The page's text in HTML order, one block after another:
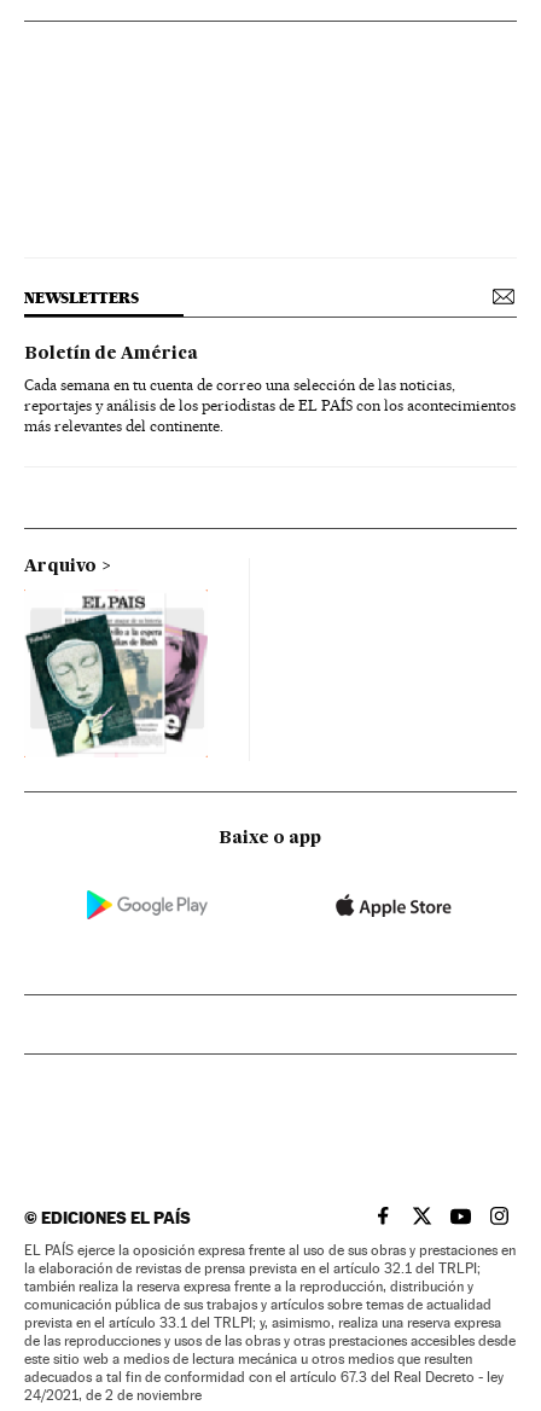
NEWSLETTERS
Boletín de América
Cada semana en tu cuenta de correo una selección de las noticias,
reportajes y análisis de los periodistas de EL PAÍS con los acontecimientos
más relevantes del continente.
Arquivo
Baixe o app
©EDICIONES EL PAÍS EL PAÍS BRASIL EN
EL PAÍSEL PAÍS
EL
EL PAÍS ejerce la oposición expresa frente al uso de sus obras y prestaciones en
la elaboración de revistas de prensa prevista en el artículo 32.1 del TRLPI;
también realiza la reserva expresa frente a la reproducción, distribución y
comunicación pública de sus trabajos y artículos sobre temas de actualidad
prevista en el artículo 33.1 del TRLPI; y, asimismo, realiza una reserva expresa
de las reproducciones y usos de las obras y otras prestaciones accesibles desde
este sitio web a medios de lectura mecánica u otros medios que resulten
adecuados a tal fin de conformidad con el artículo 67.3 del Real Decreto - ley
24/2021, de 2 de noviembre